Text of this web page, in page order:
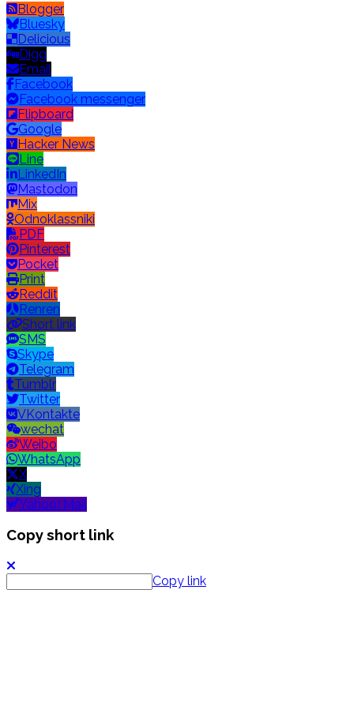
Blogger
Bluesky
Delicious
Digg
Email
Facebook
Facebook messenger
Flipboard
Google
Hacker News
Line
LinkedIn
Mastodon
Mix
Odnoklassniki
PDF
Pinterest
Pocket
Print
Reddit
Renren
Short link
SMS
Skype
Telegram
Tumblr
Twitter
VKontakte
wechat
Weibo
WhatsApp
X
Xing
Yahoo! Mail
Copy short link
Copy link